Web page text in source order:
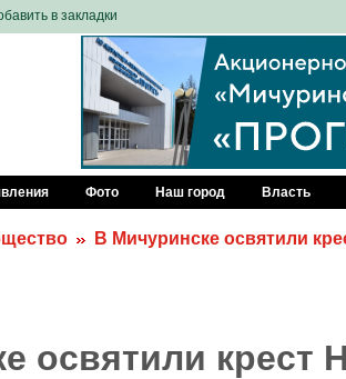
в закладки
Фото Наш город Власть
В Мичуринске освятили
освятили крест